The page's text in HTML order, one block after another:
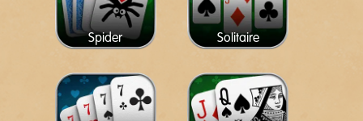
Spider Solitaire